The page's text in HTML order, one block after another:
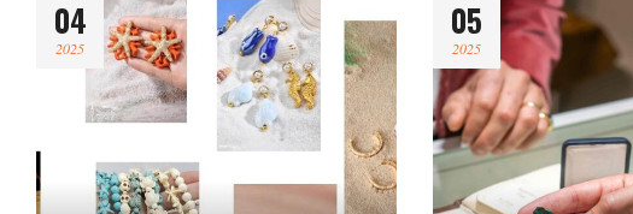
04
2025
05
2025